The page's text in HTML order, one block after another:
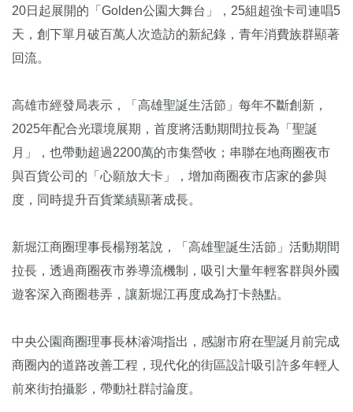
20日起展開的「Golden公園大舞台」，25組超強卡司連唱5
天，創下單月破百萬人次造訪的新紀錄，青年消費族群顯著
回流。
高雄市經發局表示，「高雄聖誕生活節」每年不斷創新，
2025年配合光環境展期，首度將活動期間拉長為「聖誕
月」，也帶動超過2200萬的市集營收；串聯在地商圈夜市
與百貨公司的「心願放大卡」，增加商圈夜市店家的參與
度，同時提升百貨業績顯著成長。
新堀江商圈理事長楊翔茗說，「高雄聖誕生活節」活動期間
拉長，透過商圈夜市券導流機制，吸引大量年輕客群與外國
遊客深入商圈巷弄，讓新堀江再度成為打卡熱點。
中央公園商圈理事長林濬鴻指出，感謝市府在聖誕月前完成
商圈內的道路改善工程，現代化的街區設計吸引許多年輕人
前來街拍攝影，帶動社群討論度。